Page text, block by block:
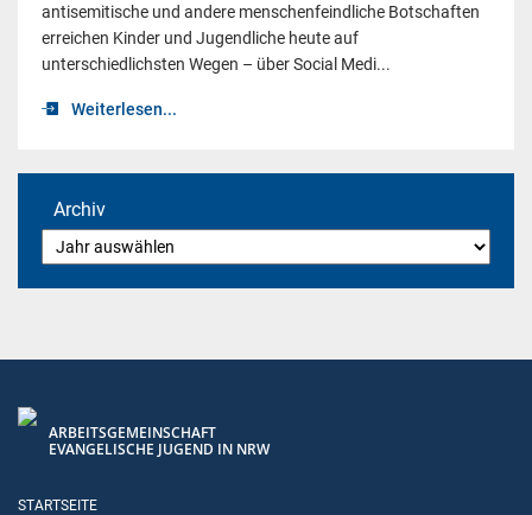
antisemitische und andere menschenfeindliche Botschaften
erreichen Kinder und Jugendliche heute auf
unterschiedlichsten Wegen – über Social Medi...
Weiterlesen...
Archiv
ARBEITSGEMEINSCHAFT
EVANGELISCHE JUGEND IN NRW
STARTSEITE